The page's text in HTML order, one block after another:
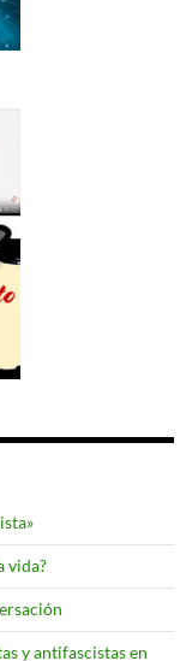
vida?
y antifascistas en